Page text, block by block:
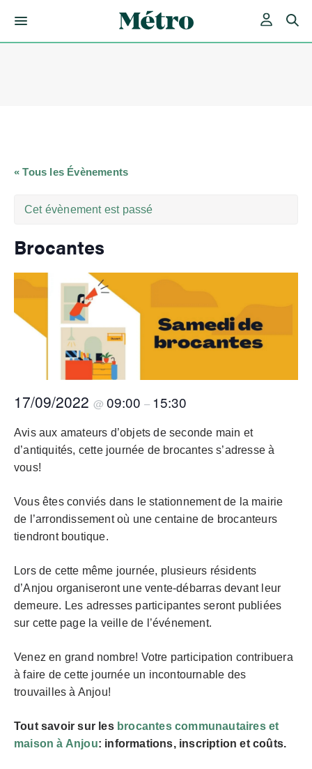
« Tous les Évènements
Cet évènement est passé
Brocantes
17/09/2022 @ 09:00 – 15:30
Avis aux amateurs d’objets de seconde main et
d’antiquités, cette journée de brocantes s’adresse à
vous!
Vous êtes conviés dans le stationnement de la mairie
de l’arrondissement où une centaine de brocanteurs
tiendront boutique.
Lors de cette même journée, plusieurs résidents
d’Anjou organiseront une vente-débarras devant leur
demeure. Les adresses participantes seront publiées
sur cette page la veille de l’événement.
Venez en grand nombre! Votre participation contribuera
à faire de cette journée un incontournable des
trouvailles à Anjou!
Tout savoir sur les brocantes communautaires et
maison à Anjou: informations, inscription et coûts.